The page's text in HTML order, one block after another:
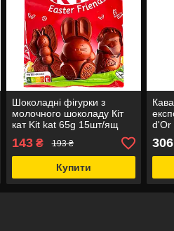
Шоколадні фігурки з
молочного шоколаду Кіт
кат Kit kat 65g 15шт/ящ
(Код: 00-00021077)
143₴ 193 ₴
Купити
d'Or
ящ
306